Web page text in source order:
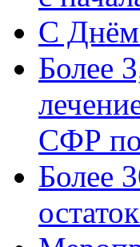
C
Более
СФР по
Более